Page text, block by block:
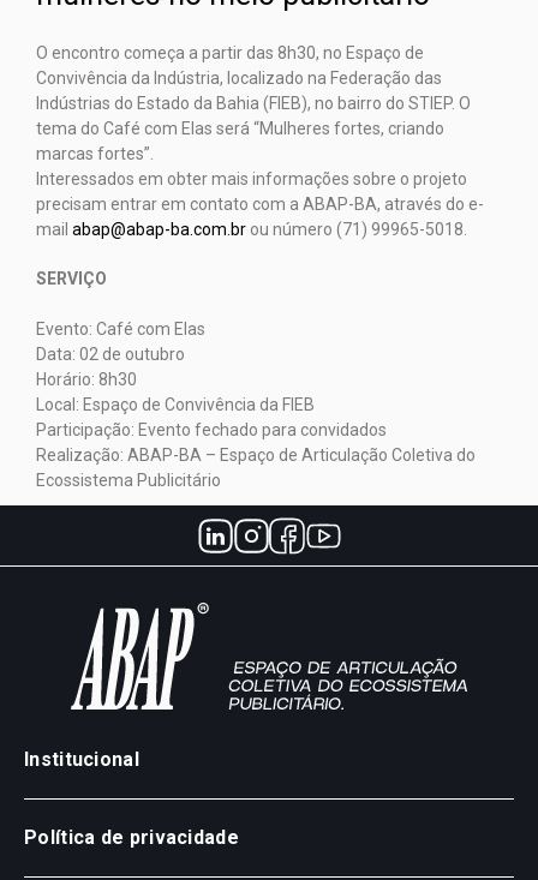
O encontro começa a partir das 8h30, no Espaço de
Convivência da Indústria, localizado na Federação das
Indústrias do Estado da Bahia (FIEB), no bairro do STIEP. O
tema do Café com Elas será “Mulheres fortes, criando
marcas fortes”.
Interessados em obter mais informações sobre o projeto
precisam entrar em contato com a ABAP-BA, através do e-
mail abap@abap-ba.com.br ou número (71) 99965-5018.
SERVIÇO
Evento: Café com Elas
Data: 02 de outubro
Horário: 8h30
Local: Espaço de Convivência da FIEB
Participação: Evento fechado para convidados
Realização: ABAP-BA – Espaço de Articulação Coletiva do
Ecossistema Publicitário
Institucional
Política de privacidade